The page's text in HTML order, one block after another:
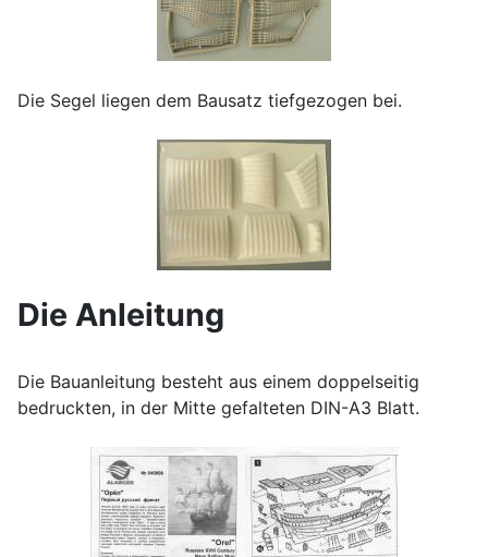
Die Segel liegen dem Bausatz tiefgezogen bei.
Die Anleitung
Die Bauanleitung besteht aus einem doppelseitig
bedruckten, in der Mitte gefalteten DIN-A3 Blatt.